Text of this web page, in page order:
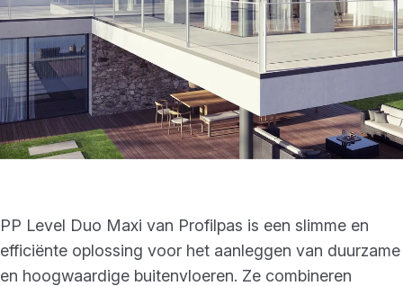
PP Level Duo Maxi van Profilpas is een slimme en
efficiënte oplossing voor het aanleggen van duurzame
en hoogwaardige buitenvloeren. Ze combineren